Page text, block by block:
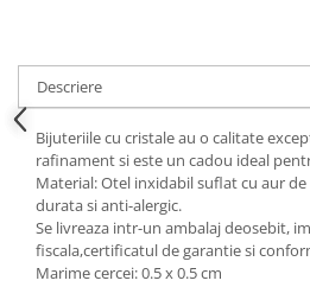
Descriere
Bijuteriile cu cristale au o calitate
rafinament si este un cadou ideal
Material: Otel inxidabil suflat cu aur
durata si anti-alergic.
Se livreaza intr-un ambalaj deosebit,
fiscala,certificatul de garantie si
Marime cercei: 0.5 x 0.5 cm